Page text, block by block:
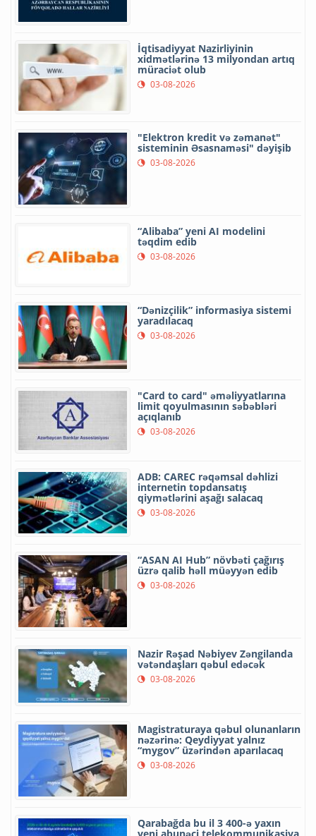
İqtisadiyyat Nazirliyinin
xidmətlərinə 13 milyondan artıq
müraciət olub
03-08-2026
"Elektron kredit və zəmanət"
sisteminin Əsasnaməsi" dəyişib
03-08-2026
“Alibaba” yeni AI modelini
təqdim edib
03-08-2026
“Dənizçilik” informasiya sistemi
yaradılacaq
03-08-2026
"Card to card" əməliyyatlarına
limit qoyulmasının səbəbləri
açıqlanıb
03-08-2026
ADB: CAREC rəqəmsal dəhlizi
internetin topdansatış
qiymətlərini aşağı salacaq
03-08-2026
“ASAN AI Hub” növbəti çağırış
üzrə qalib həll müəyyən edib
03-08-2026
Nazir Rəşad Nəbiyev Zəngilanda
vətəndaşları qəbul edəcək
03-08-2026
Magistraturaya qəbul olunanların
nəzərinə: Qeydiyyat yalnız
“mygov” üzərindən aparılacaq
03-08-2026
Qarabağda bu il 3 400-ə yaxın